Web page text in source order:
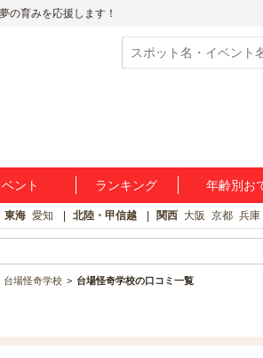
の育みを応援します！
ント ランキング 年齢別お
東海 愛知 北陸・甲信越 関西 大阪 京都 兵庫
台場怪奇学校 台場怪奇学校の口コミ一覧